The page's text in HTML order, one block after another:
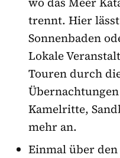
trennt. Hier
Sonnenbaden
Lokale
Touren durch
Kamelritte,
mehr an.
Einmal über